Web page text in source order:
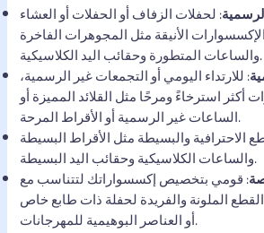
: لحفلات الزفاف أو الحفلات أو العشاء
الأنيقة مثل المجوهرات الفاخرة
والساعات المتطورة وحقائب اليد الكلاسيكية.
: للارتداء اليومي أو التجمعات غير الرسمية،
أكثر استرخاءً ومرحًا مثل القلائد المميزة أو
الساعات غير الرسمية أو الأقراط المرحة.
الاحترافية والبسيطة مثل الأقراط البسيطة
والساعات الكلاسيكية وحقائب اليد البسيطة.
: قومي بتخصيص إكسسواراتك لتتناسب مع
الملونة والفريدة لحفلة ذات طابع خاص
أو العناصر البوهيمية للمهرجانات.